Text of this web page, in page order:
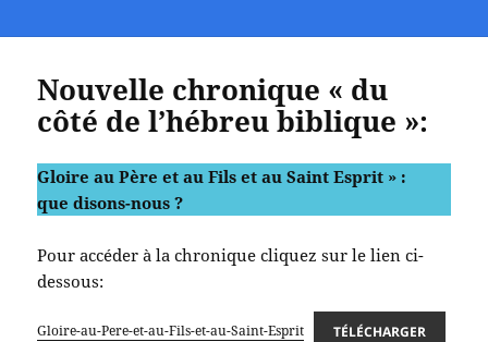
Nouvelle chronique « du
côté de l’hébreu biblique »:
Gloire au Père et au Fils et au Saint Esprit » :
que disons-nous ?
Pour accéder à la chronique cliquez sur le lien ci-
dessous:
Gloire-au-Pere-et-au-Fils-et-au-Saint-Esprit TÉLÉCHARGER